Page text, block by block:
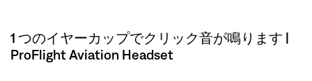
1 つのイヤーカップでクリック音が鳴ります |
ProFlight Aviation Headset